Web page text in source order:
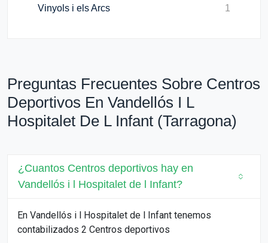
Vinyols i els Arcs 1
Preguntas Frecuentes Sobre Centros
Deportivos En Vandellós I L
Hospitalet De L Infant (Tarragona)
¿Cuantos Centros deportivos hay en
Vandellós i l Hospitalet de l Infant?
En Vandellós i l Hospitalet de l Infant tenemos
contabilizados 2 Centros deportivos